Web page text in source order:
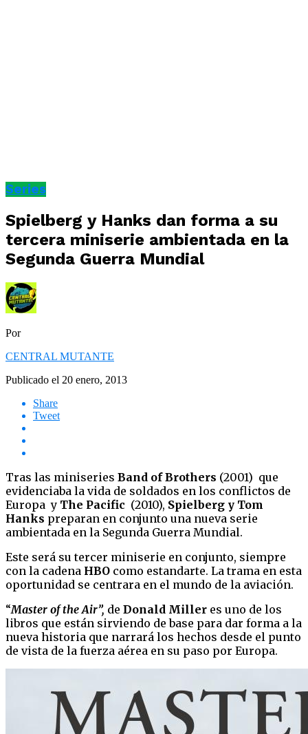
Series
Spielberg y Hanks dan forma a su
tercera miniserie ambientada en la
Segunda Guerra Mundial
Por
CENTRAL MUTANTE
Publicado el 20 enero, 2013
Share
Tweet
Tras las miniseries Band of Brothers (2001) que
evidenciaba la vida de soldados en los conflictos de
Europa y The Pacific (2010), Spielberg y Tom
Hanks preparan en conjunto una nueva serie
ambientada en la Segunda Guerra Mundial.
Este será su tercer miniserie en conjunto, siempre
con la cadena HBO como estandarte. La trama en esta
oportunidad se centrara en el mundo de la aviación.
“Master of the Air”, de Donald Miller es uno de los
libros que están sirviendo de base para dar forma a la
nueva historia que narrará los hechos desde el punto
de vista de la fuerza aérea en su paso por Europa.